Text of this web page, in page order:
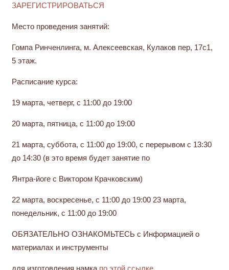
ЗАРЕГИСТРИРОВАТЬСЯ
Место проведения занятий:
Гомпа Ринченлинга, м. Алексеевская, Кулаков пер, 17с1,
5 этаж.
Расписание курса:
19 марта, четверг, с 11:00 до 19:00
20 марта, пятница, с 11:00 до 19:00
21 марта, суббота, с 11:00 до 19:00, с перерывом с 13:30
до 14:30 (в это время будет занятие по
Янтра-йоге с Виктором Крачковским)
22 марта, воскресенье, с 11:00 до 19:00 23 марта,
понедельник, с 11:00 до 19:00
ОБЯЗАТЕЛЬНО ОЗНАКОМЬТЕСЬ с Информацией о
материалах и инструменты
для изготовления намка по этой ссылке